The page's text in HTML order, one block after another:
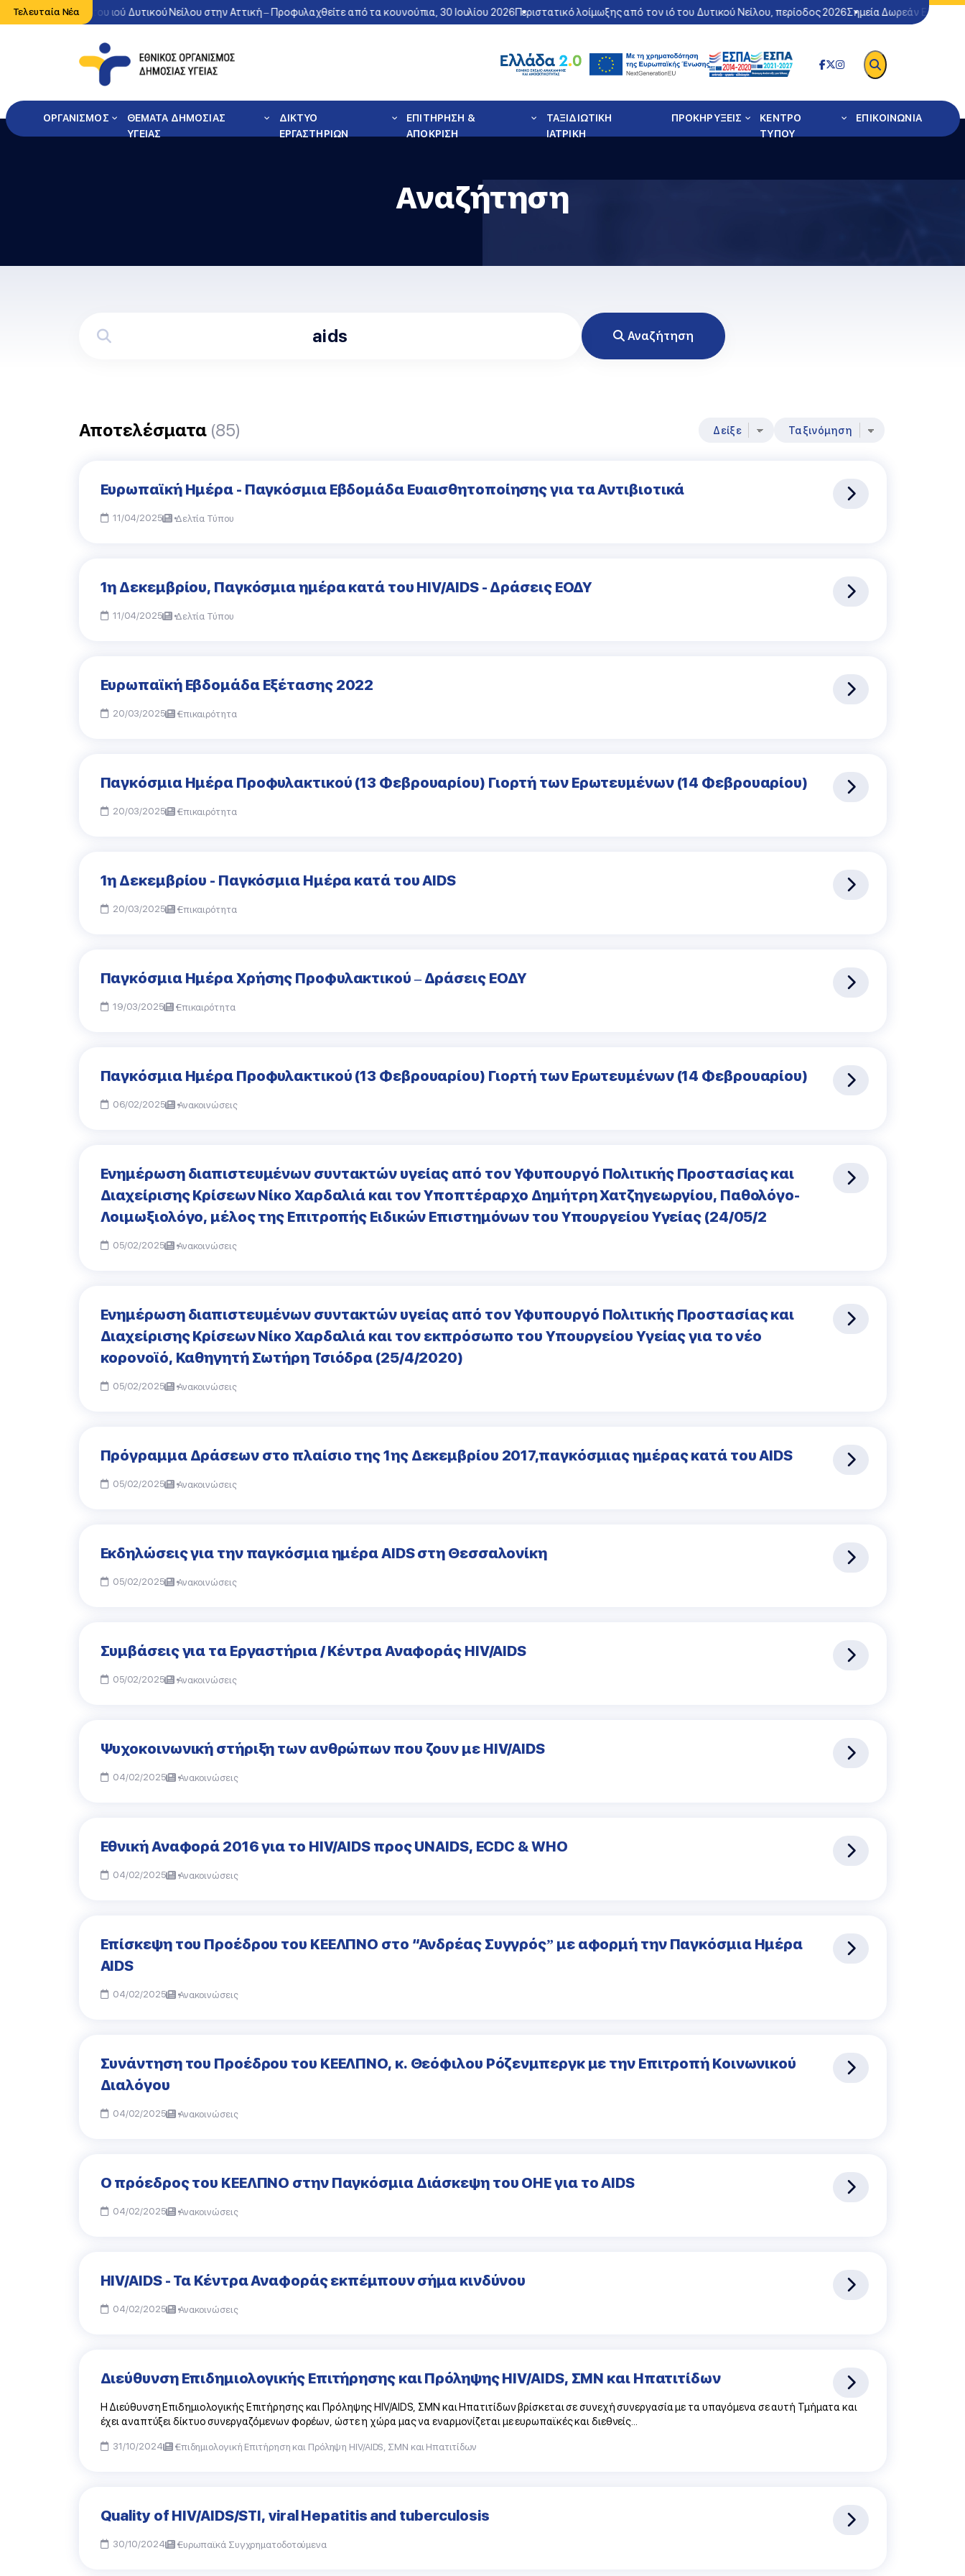
Τελευταία Νέα
κυκλοφορία του ιού Δυτικού Νείλου στην Αττική – Προφυλαχθείτε από τα κουνούπια, 30 Ιουλίου 2026Περιστατικό λοίμωξης από τον ιό του Δυτικού Νείλου, περίοδος 2026Σημεία Δωρεάν Ελέγχου
ΟΡΓΑΝΙΣΜΟΣ
ΘΕΜΑΤΑ ΔΗΜΟΣΙΑΣ
ΥΓΕΙΑΣ
ΔΙΚΤΥΟ
ΕΡΓΑΣΤΗΡΙΩΝ
ΕΠΙΤΗΡΗΣΗ &
ΑΠΟΚΡΙΣΗ
ΤΑΞΙΔΙΩΤΙΚΗ
ΙΑΤΡΙΚΗ
ΠΡΟΚΗΡΥΞΕΙΣ
ΚΕΝΤΡΟ
ΤΥΠΟΥ
ΕΠΙΚΟΙΝΩΝΙΑ
Αναζήτηση
Αναζήτηση
Αποτελέσματα (85) Δείξε Ταξινόμηση
Ευρωπαϊκή Ημέρα - Παγκόσμια Εβδομάδα Ευαισθητοποίησης για τα Αντιβιοτικά
11/04/2025 Δελτία Τύπου
1η Δεκεμβρίου, Παγκόσμια ημέρα κατά του HIV/AIDS - Δράσεις ΕΟΔΥ
11/04/2025 Δελτία Τύπου
Ευρωπαϊκή Εβδομάδα Εξέτασης 2022
20/03/2025 Επικαιρότητα
Παγκόσμια Ημέρα Προφυλακτικού (13 Φεβρουαρίου) Γιορτή των Ερωτευμένων (14 Φεβρουαρίου)
20/03/2025 Επικαιρότητα
1η Δεκεμβρίου - Παγκόσμια Ημέρα κατά του AIDS
20/03/2025 Επικαιρότητα
Παγκόσμια Ημέρα Χρήσης Προφυλακτικού – Δράσεις ΕΟΔΥ
19/03/2025 Επικαιρότητα
Παγκόσμια Ημέρα Προφυλακτικού (13 Φεβρουαρίου) Γιορτή των Ερωτευμένων (14 Φεβρουαρίου)
06/02/2025 Ανακοινώσεις
Ενημέρωση διαπιστευμένων συντακτών υγείας από τον Υφυπουργό Πολιτικής Προστασίας και
Διαχείρισης Κρίσεων Νίκο Χαρδαλιά και τον Υποπτέραρχο Δημήτρη Χατζηγεωργίου, Παθολόγο-
Λοιμωξιολόγο, μέλος της Επιτροπής Ειδικών Επιστημόνων του Υπουργείου Υγείας (24/05/2
05/02/2025 Ανακοινώσεις
Eνημέρωση διαπιστευμένων συντακτών υγείας από τον Υφυπουργό Πολιτικής Προστασίας και
Διαχείρισης Κρίσεων Νίκο Χαρδαλιά και τον εκπρόσωπο του Υπουργείου Υγείας για το νέο
κορονοϊό, Καθηγητή Σωτήρη Τσιόδρα (25/4/2020)
05/02/2025 Ανακοινώσεις
Πρόγραμμα Δράσεων στο πλαίσιο της 1ης Δεκεμβρίου 2017,παγκόσμιας ημέρας κατά του ΑΙDS
05/02/2025 Ανακοινώσεις
Εκδηλώσεις για την παγκόσμια ημέρα AIDS στη Θεσσαλονίκη
05/02/2025 Ανακοινώσεις
Συμβάσεις για τα Εργαστήρια / Κέντρα Αναφοράς HIV/AIDS
05/02/2025 Ανακοινώσεις
Ψυχοκοινωνική στήριξη των ανθρώπων που ζουν με HIV/AIDS
04/02/2025 Ανακοινώσεις
Εθνική Αναφορά 2016 για το HIV/AIDS προς UNAIDS, ECDC & WHO
04/02/2025 Ανακοινώσεις
Επίσκεψη του Προέδρου του ΚΕΕΛΠΝΟ στο “Ανδρέας Συγγρός” με αφορμή την Παγκόσμια Ημέρα
AIDS
04/02/2025 Ανακοινώσεις
Συνάντηση του Προέδρου του ΚΕΕΛΠΝΟ, κ. Θεόφιλου Ρόζενμπεργκ με την Επιτροπή Κοινωνικού
Διαλόγου
04/02/2025 Ανακοινώσεις
Ο πρόεδρος του ΚΕΕΛΠΝΟ στην Παγκόσμια Διάσκεψη του ΟΗΕ για το AIDS
04/02/2025 Ανακοινώσεις
HIV/AIDS - Τα Κέντρα Αναφοράς εκπέμπουν σήμα κινδύνου
04/02/2025 Ανακοινώσεις
Διεύθυνση Επιδημιολογικής Επιτήρησης και Πρόληψης HIV/AIDS, ΣΜΝ και Ηπατιτίδων
Η Διεύθυνση Επιδημιολογικής Επιτήρησης και Πρόληψης HIV/AIDS, ΣΜΝ και Ηπατιτίδων βρίσκεται σε συνεχή συνεργασία με τα υπαγόμενα σε αυτή Τμήματα και
έχει αναπτύξει δίκτυο συνεργαζόμενων φορέων, ώστε η χώρα μας να εναρμονίζεται με ευρωπαϊκές και διεθνείς...
31/10/2024 Επιδημιολογική Επιτήρηση και Πρόληψη HIV/AIDS, ΣΜΝ και Ηπατιτίδων
Quality of HIV/AIDS/STI, viral Hepatitis and tuberculosis
30/10/2024 Ευρωπαϊκά Συγχρηματοδοτούμενα